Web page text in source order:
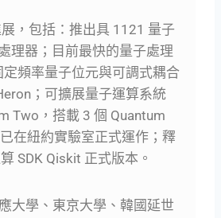
，包括：推出具 1121 量子
理器；目前最快的量子處理
頻率量子位元與可調式耦合
；可擴展量子運算系統
Two，搭載 3 個 Quantum
在紐約實驗室正式運作；釋
SDK Qiskit 正式版本。
大學、東京大學、韓國延世